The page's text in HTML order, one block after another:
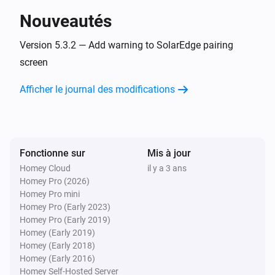
L'énergie a changé
Le compteur électrique a changé
Nouveautés
Version 5.3.2 — Add warning to SolarEdge pairing
screen
Afficher le journal des modifications
Fonctionne sur
Homey Cloud
Homey Pro (2026)
Homey Pro mini
Homey Pro (Early 2023)
Homey Pro (Early 2019)
Homey (Early 2019)
Homey (Early 2018)
Homey (Early 2016)
Homey Self-Hosted Server
Mis à jour
il y a 3 ans